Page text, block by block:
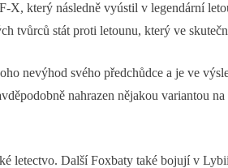
který následně vyústil v legendární
tvůrců stát proti letounu, který ve
nevýhod svého předchůdce a je ve
nahrazen nějakou variantou
letectvo. Další Foxbaty také bojují v